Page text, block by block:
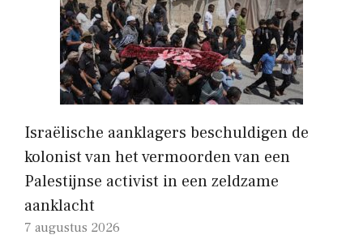
Israëlische aanklagers beschuldigen de
kolonist van het vermoorden van een
Palestijnse activist in een zeldzame
aanklacht
7 augustus 2026